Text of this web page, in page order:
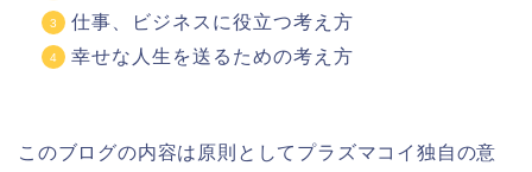
仕事、ビジネスに役立つ考え方
幸せな人生を送るための考え方
このブログの内容は原則としてプラズマコイ独自の意